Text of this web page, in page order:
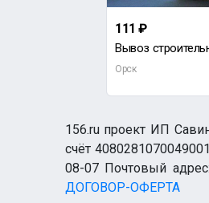
111 ₽
Орск
156.ru проект ИП
счёт
08-07 Почтовый
ДОГОВОР-ОФЕРТА